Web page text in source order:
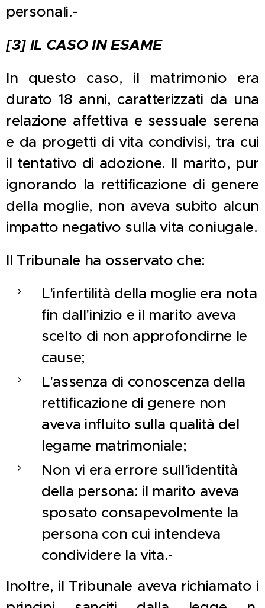
personali.-
[3] IL CASO IN ESAME
In questo caso, il matrimonio era
durato 18 anni, caratterizzati da una
relazione affettiva e sessuale serena
e da progetti di vita condivisi, tra cui
il tentativo di adozione. Il marito, pur
ignorando la rettificazione di genere
della moglie, non aveva subito alcun
impatto negativo sulla vita coniugale.
Il Tribunale ha osservato che:
L'infertilità della moglie era nota
fin dall'inizio e il marito aveva
scelto di non approfondirne le
cause;
L'assenza di conoscenza della
rettificazione di genere non
aveva influito sulla qualità del
legame matrimoniale;
Non vi era errore sull'identità
della persona: il marito aveva
sposato consapevolmente la
persona con cui intendeva
condividere la vita.-
Inoltre, il Tribunale aveva richiamato i